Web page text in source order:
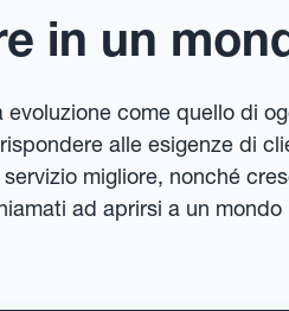
in un
come quello di
alle esigenze di
migliore, nonché
ad aprirsi a un